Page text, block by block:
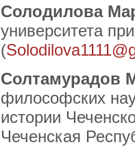
Солодилова
университета
(
Солтамурадов
философских
истории
Чеченская